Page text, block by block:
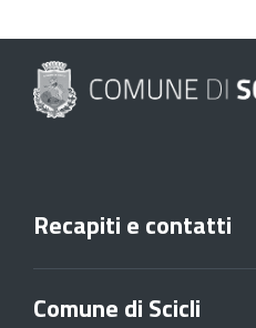
Recapiti e contatti
Comune di Scicli